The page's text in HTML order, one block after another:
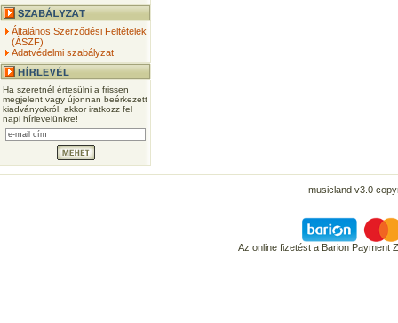
Általános Szerződési Feltételek
(ÁSZF)
Adatvédelmi szabályzat
Ha szeretnél értesülni a frissen
megjelent vagy újonnan beérkezett
kiadványokról, akkor iratkozz fel
napi hírlevelünkre!
musicland v3.0
Az online fizetést a Barion Payment